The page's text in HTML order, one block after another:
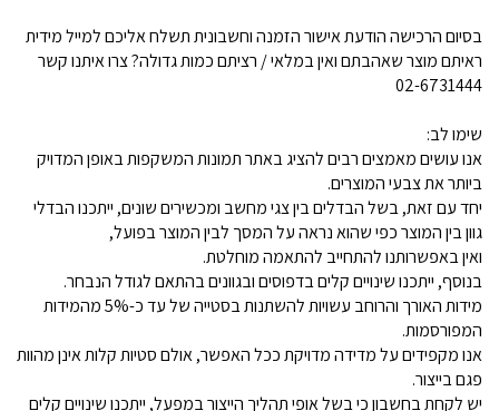
בסיום הרכישה הודעת אישור הזמנה וחשבונית תשלח אליכם למייל מידית
ראיתם מוצר שאהבתם ואין במלאי / רציתם כמות גדולה? צרו איתנו קשר
02-6731444
שימו לב:
אנו עושים מאמצים רבים להציג באתר תמונות המשקפות באופן המדויק
ביותר את צבעי המוצרים.
יחד עם זאת, בשל הבדלים בין צגי מחשב ומכשירים שונים, ייתכנו הבדלי
גוון בין המוצר כפי שהוא נראה על המסך לבין המוצר בפועל,
ואין באפשרותנו להתחייב להתאמה מוחלטת.
בנוסף, ייתכנו שינויים קלים בדפוסים ובגוונים בהתאם לגודל הנבחר.
מידות האורך והרוחב עשויות להשתנות בסטייה של עד כ-5% מהמידות
המפורסמות.
אנו מקפידים על מדידה מדויקת ככל האפשר, אולם סטיות קלות אינן מהוות
פגם בייצור.
יש לקחת בחשבון כי בשל אופי תהליך הייצור במפעל, ייתכנו שינויים קלים